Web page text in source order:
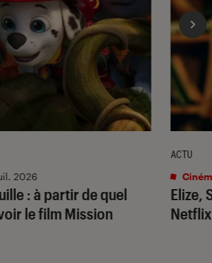
: à partir de quel
le film Mission
2026
Elize,
ACTU